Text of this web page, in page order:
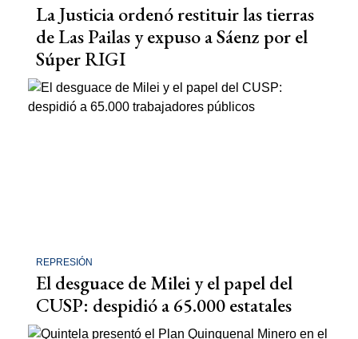
La Justicia ordenó restituir las tierras
de Las Pailas y expuso a Sáenz por el
Súper RIGI
REPRESIÓN
El desguace de Milei y el papel del
CUSP: despidió a 65.000 estatales